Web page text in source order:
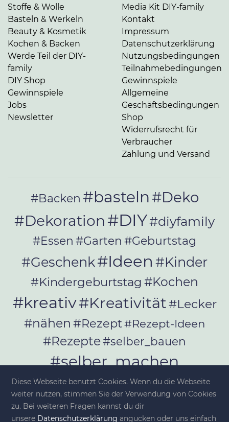
Stoffe & Wolle
Basteln & Werkeln
Beauty & Kosmetik
Kochen & Backen
Werde Teil der DIY-
family
DIY Shop
Gewinnspiele
Jobs
Newsletter
Media Kit DIY-family
Kontakt
Impressum
Datenschutzerklärung
Nutzungsbedingungen
Teilnahmebedingungen
Gewinnspiele
Allgemeine
Geschäftsbedingungen
Shop
Widerrufsrecht für
Verbraucher
Zahlung und Versand
#Backen #basteln#Deko
#Dekoration #DIY#diyfamily
#Essen #Garten #Geburtstag
#Geschenk#Ideen #Kinder
#Kindergeburtstag #Kochen
#kreativ#Kreativität#Lecker
#nähen #Rezept#Rezept-Ideen
#Rezepte#selber_bauen
#selber_machen
#Selbermachen#selber_nähen
#Selfmade#Sommer
Diese Webseite benutzt Cookies. Wenn du die Webseite
weiter nutzen, stimmen Sie der Verwendung von Cookies
zu. Bei weiteren Fragen kannst du dir
unsere Datenschutzerklärung angucken oder uns einfach